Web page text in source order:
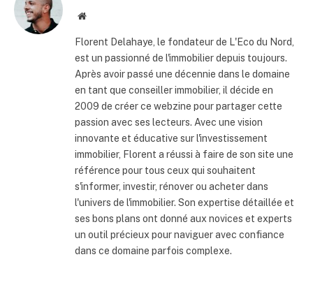
Site
Florent Delahaye, le fondateur de L'Eco du Nord,
est un passionné de l'immobilier depuis toujours.
Après avoir passé une décennie dans le domaine
en tant que conseiller immobilier, il décide en
2009 de créer ce webzine pour partager cette
passion avec ses lecteurs. Avec une vision
innovante et éducative sur l'investissement
immobilier, Florent a réussi à faire de son site une
référence pour tous ceux qui souhaitent
s'informer, investir, rénover ou acheter dans
l'univers de l'immobilier. Son expertise détaillée et
ses bons plans ont donné aux novices et experts
un outil précieux pour naviguer avec confiance
dans ce domaine parfois complexe.